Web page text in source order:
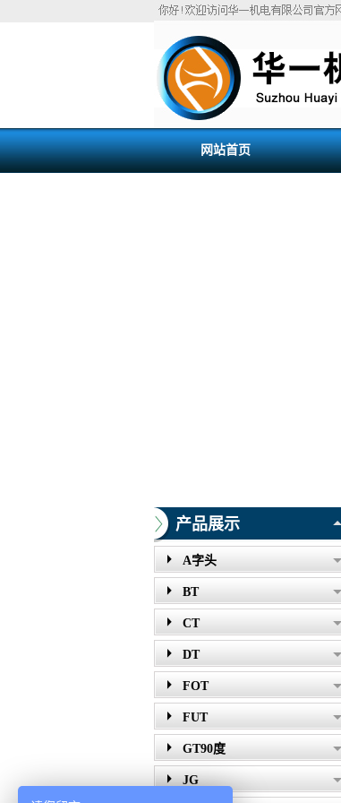
网站首页
产品展示
A字头
BT
CT
DT
FOT
FUT
GT90度
JG